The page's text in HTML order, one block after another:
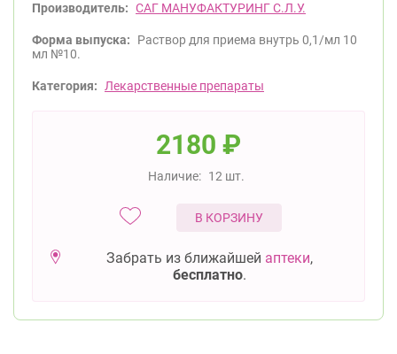
Производитель: САГ МАНУФАКТУРИНГ С.Л.У.
Форма выпуска:
Раствор для приема внутрь 0,1/мл 10
мл №10.
Категория: Лекарственные препараты
2180 ₽
Наличие: 12 шт.
В КОРЗИНУ
Забрать из ближайшей аптеки,
бесплатно.